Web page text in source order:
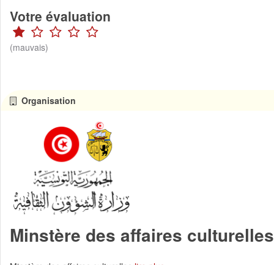
Votre évaluation
(mauvais)
Organisation
Minstère des affaires culturelles